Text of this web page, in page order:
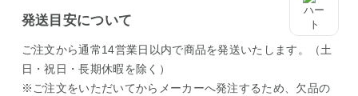
発送目安について
ご注文から通常14営業日以内で商品を発送いたします。（土
日・祝日・長期休暇を除く）
※ご注文をいただいてからメーカーへ発注するため、欠品の